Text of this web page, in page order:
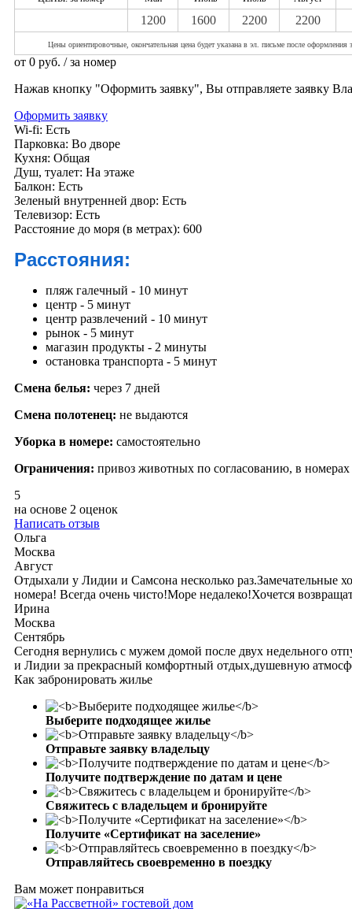
1200 1600 2200 2200
Цены ориентировочные, окончательная цена будет указана в эл. письме после оформления
от 0 руб. / за номер
Нажав кнопку "Оформить заявку", Вы отправляете заявку
Оформить заявку
Wi-fi: Есть
Парковка: Во дворе
Кухня: Общая
Душ, туалет: На этаже
Балкон: Есть
Зеленый внутренней двор: Есть
Телевизор: Есть
Расстояние до моря (в метрах): 600
Расстояния:
пляж галечный - 10 минут
центр - 5 минут
центр развлечений - 10 минут
рынок - 5 минут
магазин продукты - 2 минуты
остановка транспорта - 5 минут
Смена белья: через 7 дней
Смена полотенец: не выдаются
Уборка в номере: самостоятельно
Ограничения: привоз животных по согласованию, в номерах
5
на основе 2 оценок
Написать отзыв
Ольга
Москва
Август
Отдыхали у Лидии и Самсона несколько раз.Замечательные
номера! Всегда очень чисто!Море недалеко!Хочется
Ирина
Москва
Сентябрь
Сегодня вернулись с мужем домой после двух недельного
и Лидии за прекрасный комфортный отдых,душевную
Как забронировать жилье
Выберите подходящее жилье
Отправьте заявку владельцу
Получите подтверждение по датам и цене
Свяжитесь с владельцем и бронируйте
Получите «Сертификат на заселение»
Отправляйтесь своевременно в поездку
Вам может понравиться